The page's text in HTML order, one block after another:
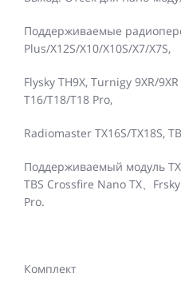
Поддерживаемые
Plus/X12S/X10/X10S/X7/X7S,
Flysky TH9X, Turnigy 9XR/
T16/T18/T18 Pro,
Radiomaster TX16S/TX18S,
Поддерживаемый модуль
TBS Crossfire Nano TX、
Pro.
Комплект